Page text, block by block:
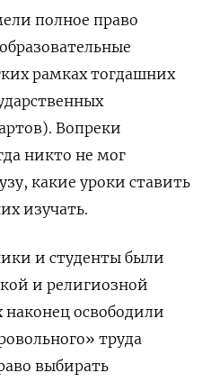
полное право
рамках тогдашних
Вопреки
никто не мог
какие уроки ставить
изучать.
и студенты были
и религиозной
освободили
труда
выбирать